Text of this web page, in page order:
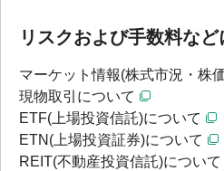
リスクおよび手数料など
マーケット情報(株式市況・株
現物取引について
ETF(上場投資信託)について
ETN(上場投資証券)について
REIT(不動産投資信託)について